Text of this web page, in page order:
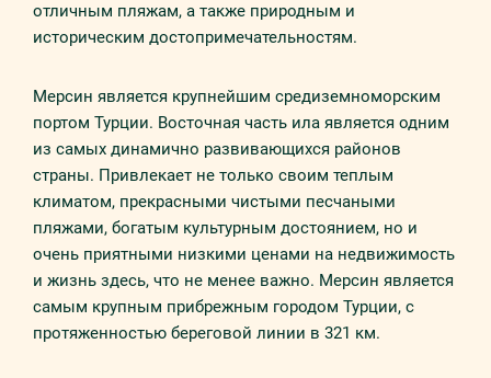
отличным пляжам, а также природным и
историческим достопримечательностям.
Мерсин является крупнейшим средиземноморским
портом Турции. Восточная часть ила является одним
из самых динамично развивающихся районов
страны. Привлекает не только своим теплым
климатом, прекрасными чистыми песчаными
пляжами, богатым культурным достоянием, но и
очень приятными низкими ценами на недвижимость
и жизнь здесь, что не менее важно. Мерсин является
самым крупным прибрежным городом Турции, с
протяженностью береговой линии в 321 км.